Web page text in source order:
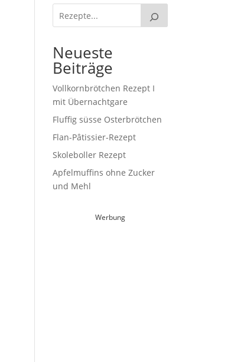
Neueste
Beiträge
Vollkornbrötchen Rezept I
mit Übernachtgare
Fluffig süsse Osterbrötchen
Flan-Pâtissier-Rezept
Skoleboller Rezept
Apfelmuffins ohne Zucker
und Mehl
Werbung